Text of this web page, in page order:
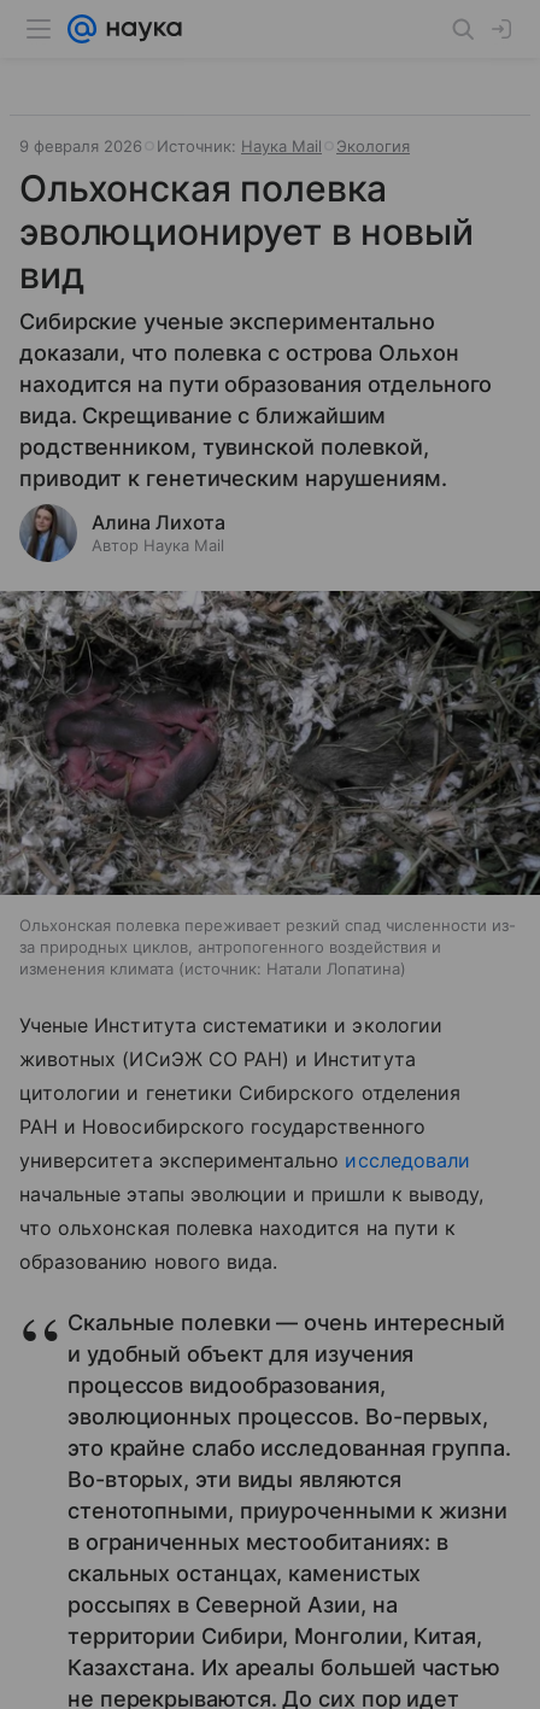
9 февраля 2026 Источник: Наука Mail Экология
Ольхонская полевка
эволюционирует в новый
вид
Сибирские ученые экспериментально
доказали, что полевка с острова Ольхон
находится на пути образования отдельного
вида. Скрещивание с ближайшим
родственником, тувинской полевкой,
приводит к генетическим нарушениям.
Алина Лихота
Автор Наука Mail
Ольхонская полевка переживает резкий спад численности из-
за природных циклов, антропогенного воздействия и
изменения климата
источник: Натали Лопатина
Ученые Института систематики и экологии
животных (ИСиЭЖ СО РАН) и Института
цитологии и генетики Сибирского отделения
РАН и Новосибирского государственного
университета экспериментально исследовали
начальные этапы эволюции и пришли к выводу,
что ольхонская полевка находится на пути к
образованию нового вида.
Скальные полевки — очень интересный
и удобный объект для изучения
процессов видообразования,
эволюционных процессов. Во-первых,
это крайне слабо исследованная группа.
Во-вторых, эти виды являются
стенотопными, приуроченными к жизни
в ограниченных местообитаниях: в
скальных останцах, каменистых
россыпях в Северной Азии, на
территории Сибири, Монголии, Китая,
Казахстана. Их ареалы большей частью
не перекрываются. До сих пор идет